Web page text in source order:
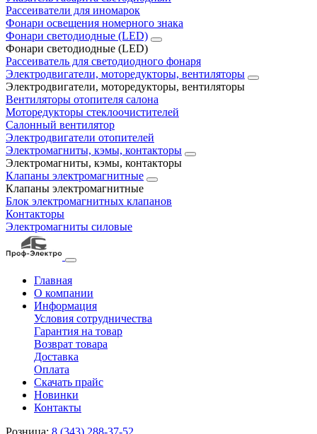
Рассеиватели для иномарок
Фонари освещения номерного знака
Фонари светодиодные (LED)
Фонари светодиодные (LED)
Рассеиватель для светодиодного фонаря
Электродвигатели, моторедукторы, вентиляторы
Электродвигатели, моторедукторы, вентиляторы
Вентиляторы отопителя салона
Моторедукторы стеклоочистителей
Салонный вентилятор
Электродвигатели отопителей
Электромагниты, кэмы, контакторы
Электромагниты, кэмы, контакторы
Клапаны электромагнитные
Клапаны электромагнитные
Блок электромагнитных клапанов
Контакторы
Электромагниты силовые
Главная
О компании
Информация
Условия сотрудничества
Гарантия на товар
Возврат товара
Доставка
Оплата
Скачать прайс
Новинки
Контакты
Розница: 8 (343) 288-37-52